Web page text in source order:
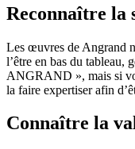
Reconnaître la
Les œuvres de Angrand
l’être en bas du tableau,
ANGRAND », mais si
la faire expertiser afin
Connaître la